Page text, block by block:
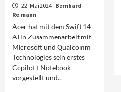
22. Mai 2024 Bernhard
Reimann
Acer hat mit dem Swift 14
AI in Zusammenarbeit mit
Microsoft und Qualcomm
Technologies sein erstes
Copilot+ Notebook
vorgestellt und...